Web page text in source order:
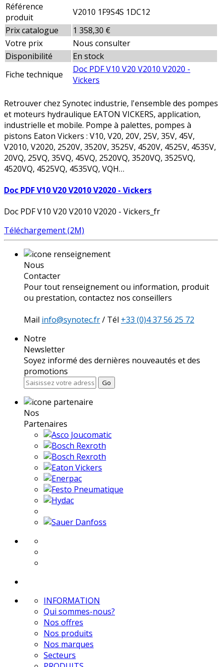
Référence
produit
V2010 1F9S4S 1DC12
Prix catalogue
1 358,30 €
Votre prix
Nous consulter
Disponibilité
En stock
Fiche technique
Doc PDF V10 V20 V2010 V2020 -
Vickers
Retrouver chez Synotec industrie, l'ensemble des pompes
et moteurs hydraulique EATON VICKERS, application,
industrielle et mobile. Pompe à palettes, pompes à
pistons Eaton Vickers : V10, V20, 20V, 25V, 35V, 45V,
V2010, V2020, 2520V, 3520V, 3525V, 4520V, 4525V, 4535V,
20VQ, 25VQ, 35VQ, 45VQ, 2520VQ, 3520VQ, 3525VQ,
4520VQ, 4525VQ, 4535VQ, VQH…
Doc PDF V10 V20 V2010 V2020 - Vickers
Doc PDF V10 V20 V2010 V2020 - Vickers_fr
Téléchargement (2M)
Nous
Contacter
Pour tout renseignement ou information, produit
ou prestation, contactez nos conseillers
Mail info@synotec.fr/ Tél +33 (0)4 37 56 25 72
Notre
Newsletter
Soyez informé des dernières nouveautés et des
promotions
Go
Nos
Partenaires
INFORMATION
Qui sommes-nous?
Nos offres
Nos produits
Nos marques
Secteurs